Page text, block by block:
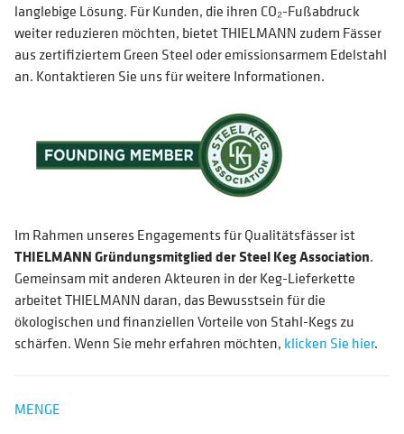
langlebige Lösung. Für Kunden, die ihren CO₂-Fußabdruck
weiter reduzieren möchten, bietet THIELMANN zudem Fässer
aus zertifiziertem Green Steel oder emissionsarmem Edelstahl
an. Kontaktieren Sie uns für weitere Informationen.
Im Rahmen unseres Engagements für Qualitätsfässer ist
THIELMANN Gründungsmitglied der Steel Keg Association.
Gemeinsam mit anderen Akteuren in der Keg-Lieferkette
arbeitet THIELMANN daran, das Bewusstsein für die
ökologischen und finanziellen Vorteile von Stahl-Kegs zu
schärfen. Wenn Sie mehr erfahren möchten, klicken Sie hier.
MENGE